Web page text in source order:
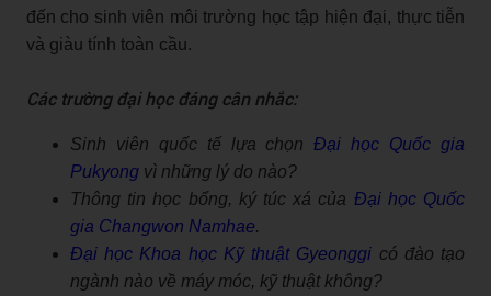
đến cho sinh viên môi trường học tập hiện đại, thực tiễn
và giàu tính toàn cầu.
Các trường đại học đáng cân nhắc:
Sinh viên quốc tế lựa chọn
Đại học Quốc gia
Pukyong vì những lý do nào?
Thông tin học bổng, ký túc xá của Đại học Quốc
gia Changwon Namhae.
Đại học Khoa học Kỹ thuật Gyeonggi có đào tạo
ngành nào về máy móc, kỹ thuật không?